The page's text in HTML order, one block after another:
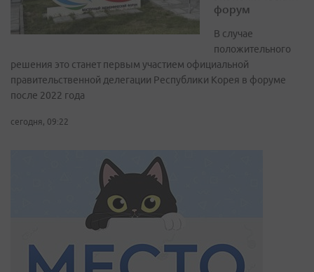
форум
В случае
положительного
решения это станет первым участием официальной
правительственной делегации Республики Корея в форуме
после 2022 года
сегодня, 09:22